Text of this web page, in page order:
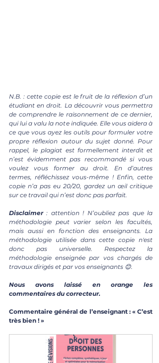
N.B. : cette copie est le fruit de la réflexion d’un
étudiant en droit. La découvrir vous permettra
de comprendre le raisonnement de ce dernier,
qui lui a valu la note indiquée. Elle vous aidera à
ce que vous ayez les outils pour formuler votre
propre réflexion autour du sujet donné. Pour
rappel, le plagiat est formellement interdit et
n’est évidemment pas recommandé si vous
voulez vous former au droit. En d’autres
termes, réfléchissez vous-même ! Enfin, cette
copie n’a pas eu 20/20, gardez un œil critique
sur ce travail qui n’est donc pas parfait.
Disclaimer : attention ! N’oubliez pas que la
méthodologie peut varier selon les facultés,
mais aussi en fonction des enseignants. La
méthodologie utilisée dans cette copie n'est
donc pas universelle. Respectez la
méthodologie enseignée par vos chargés de
travaux dirigés et par vos enseignants 😊.
Nous avons laissé en orange les
commentaires du correcteur.
Commentaire général de l’enseignant : « C’est
très bien ! »